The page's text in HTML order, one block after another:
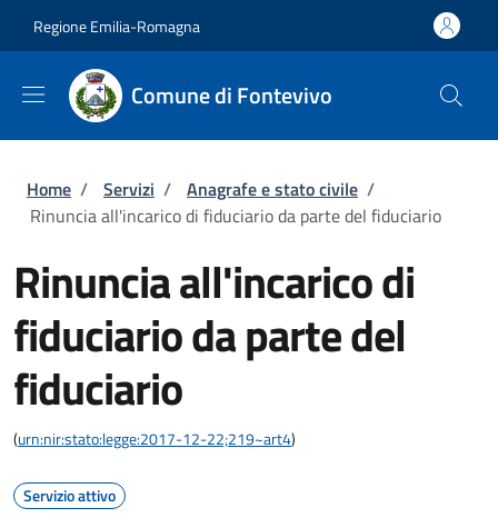
Regione Emilia-Romagna
Comune di Fontevivo
Briciole di pane
Home / Servizi / Anagrafe e stato civile /
Rinuncia all'incarico di fiduciario da parte del fiduciario
Rinuncia all'incarico di
fiduciario da parte del
fiduciario
(urn:nir:stato:legge:2017-12-22;219~art4)
Servizio attivo